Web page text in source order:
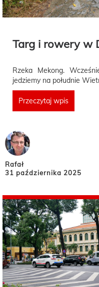
Targ i rowery w
Rzeka Mekong.
jedziemy na południe
Przeczytaj wpis
Rafał
31 października 2025